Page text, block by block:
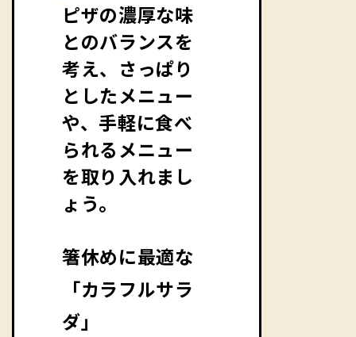
ピザの濃厚な味
とのバランスを
考え、さっぱり
としたメニュー
や、手軽に食べ
られるメニュー
を取り入れまし
ょう。
箸休めに最適な
「カラフルサラ
ダ」